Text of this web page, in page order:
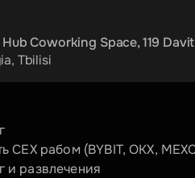
Coworking Space, 119
, Tbilisi
CEX рабом (BYBIT, OKX,
и развлечения